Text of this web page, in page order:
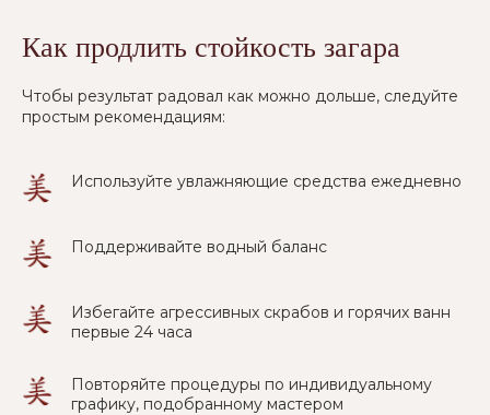
Как продлить стойкость загара
Чтобы результат радовал как можно дольше, следуйте
простым рекомендациям:
Используйте увлажняющие средства ежедневно
Поддерживайте водный баланс
Избегайте агрессивных скрабов и горячих ванн
первые 24 часа
Повторяйте процедуры по индивидуальному
графику, подобранному мастером